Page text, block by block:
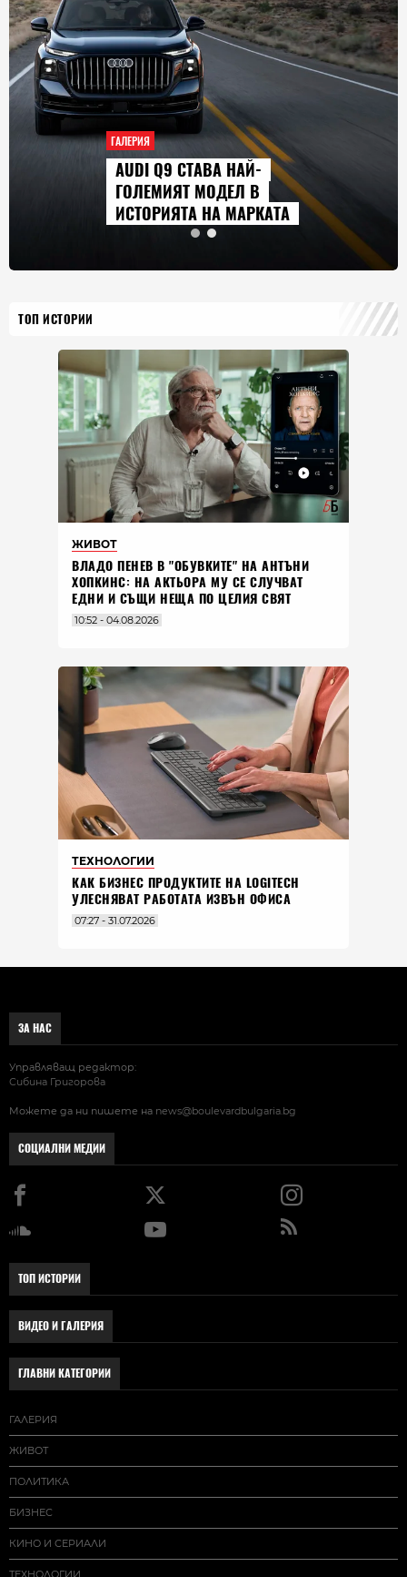
ГАЛЕРИЯ
AUDI Q9 СТАВА НАЙ-
ГОЛЕМИЯТ МОДЕЛ В
ИСТОРИЯТА НА МАРКАТА
ТОП ИСТОРИИ
ЖИВОТ
ВЛАДO ПЕНЕВ В "ОБУВКИТЕ" НА АНТЪНИ
ХОПКИНС: НА АКТЬОРА МУ СЕ СЛУЧВАТ
ЕДНИ И СЪЩИ НЕЩА ПО ЦЕЛИЯ СВЯТ
10:52 - 04.08.2026
ТЕХНОЛОГИИ
КАК БИЗНЕС ПРОДУКТИТЕ НА LOGITECH
УЛЕСНЯВАТ РАБОТАТА ИЗВЪН ОФИСА
07:27 - 31.07.2026
ЗА НАС
Управляващ редактор:
Сибина Григорова
Можете да ни пишете на news@boulevardbulgaria.bg
СОЦИАЛНИ МЕДИИ
ТОП ИСТОРИИ
ВИДЕО И ГАЛЕРИЯ
ГЛАВНИ КАТЕГОРИИ
ГАЛЕРИЯ
ЖИВОТ
ПОЛИТИКА
БИЗНЕС
КИНО И СЕРИАЛИ